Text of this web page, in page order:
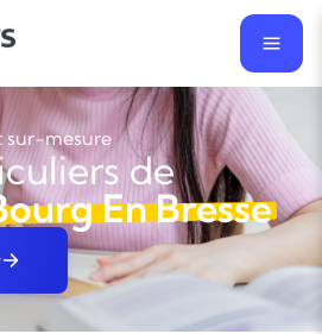
sur-mesure
de
En Bresse